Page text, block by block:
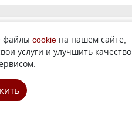
файлы cookie на нашем сайте,
услуги и улучшить качество